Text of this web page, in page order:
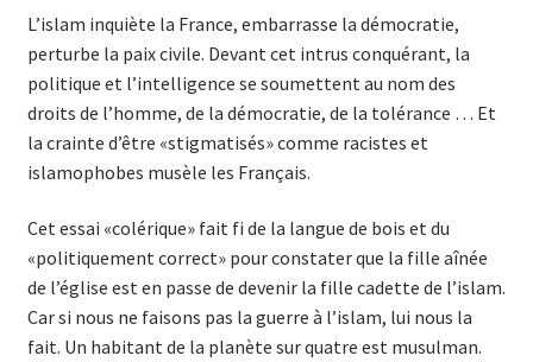
L’islam inquiète la France, embarrasse la démocratie,
perturbe la paix civile. Devant cet intrus conquérant, la
politique et l’intelligence se soumettent au nom des
droits de l’homme, de la démocratie, de la tolérance … Et
la crainte d’être «stigmatisés» comme racistes et
islamophobes musèle les Français.
Cet essai «colérique» fait fi de la langue de bois et du
«politiquement correct» pour constater que la fille aînée
de l’église est en passe de devenir la fille cadette de l’islam.
Car si nous ne faisons pas la guerre à l’islam, lui nous la
fait. Un habitant de la planète sur quatre est musulman.